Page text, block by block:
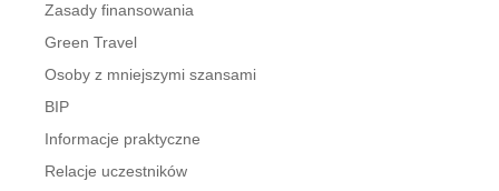
Zasady finansowania
Green Travel
Osoby z mniejszymi szansami
BIP
Informacje praktyczne
Relacje uczestników